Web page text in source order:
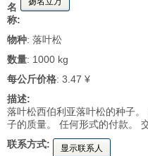
名
称:
物种: 落叶松
数量: 1000 kg
每公斤价格: 3.47 ¥
描述:
落叶松西伯利亚落叶松的种子
子的质量。 任何形式的付款。
联系方式:
显示联系人